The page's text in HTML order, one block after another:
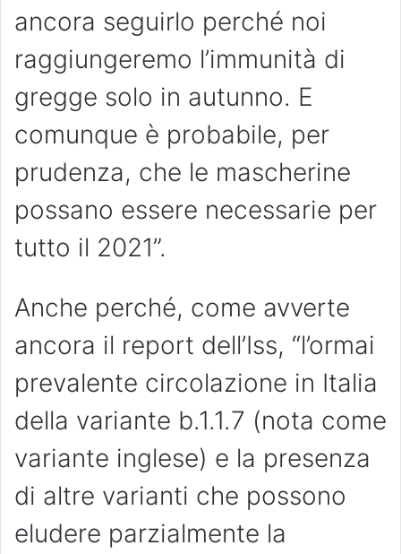
ancora seguirlo perché noi
raggiungeremo l’immunità di
gregge solo in autunno. E
comunque è probabile, per
prudenza, che le mascherine
possano essere necessarie per
tutto il 2021”.
Anche perché, come avverte
ancora il report dell’Iss, “l’ormai
prevalente circolazione in Italia
della variante b.1.1.7 (nota come
variante inglese) e la presenza
di altre varianti che possono
eludere parzialmente la